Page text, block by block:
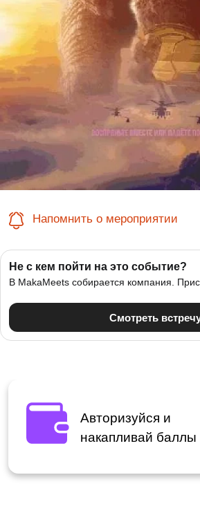
Напомнить о мероприятии
Авторизуйся и
накапливай баллы